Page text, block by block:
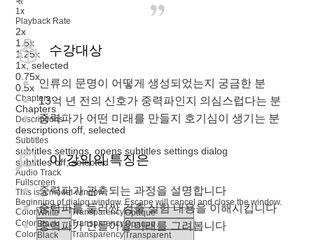
1x
Playback Rate
2x
1.5x
1.25x
1x, selected
0.75x
0.5x
Chapters
Chapters
Descriptions
descriptions off , selected
Subtitles
subtitles settings , opens subtitles settings dialog
subtitles off, selected
Audio Track
Fullscreen
This is a modal window.
Beginning of dialog window. Escape will cancel and close the window.
Color
Transparency
Color
Transparency
Color
Transparency
수강대상
인류의 문명이 어떻게 생성되었는지 궁금한 분
13억 년 전의 신호가 중력파인지 의심스럽다는 분
중력파가 어떤 미래를 만들지 호기심이 생기는 분
이 강의의 특징은
중력파가 관측되는 과정을 설명합니다
중력파를 둘러싼 검출 실험 내용을 이해시킵니다
중력파가 만들어낼 미래를 그려봅니다